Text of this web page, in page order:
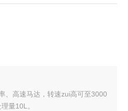
、高速马达，转速zui高可至3000
量10L。